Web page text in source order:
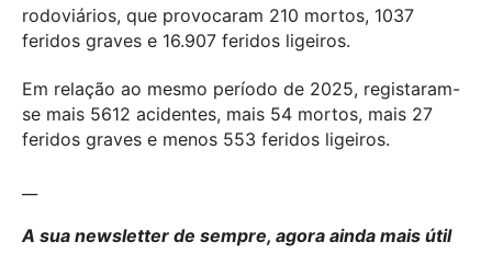
rodoviários, que provocaram 210 mortos, 1037
feridos graves e 16.907 feridos ligeiros.
Em relação ao mesmo período de 2025, registaram-
se mais 5612 acidentes, mais 54 mortos, mais 27
feridos graves e menos 553 feridos ligeiros.
A sua newsletter de sempre, agora ainda mais útil